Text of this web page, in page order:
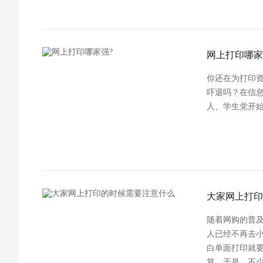
网上打印哪
你还在为打印
吓退吗？在信
人、学生党开
大家网上打
随着网购的普
人已经不再去
白单面打印就